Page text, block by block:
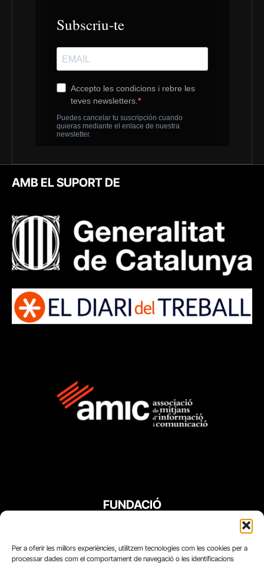
Per a oferir les millors experiències, utilitzem tecnologies com les cookies per a
processar dades com el comportament de navegació o les identificacions
AMB EL SUPORT DE
FUNDACIÓ